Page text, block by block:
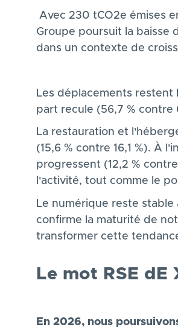
Avec 230 tCO2e émises
Groupe poursuit la baisse
dans un contexte de
Les déplacements restent
part recule (56,7 % contre
La restauration et
(15,6 % contre 16,1 %). À
progressent (12,2 %
l'activité, tout comme le
Le numérique reste
confirme la maturité de
transformer cette
Le mot RSE dE
En 2026, nous